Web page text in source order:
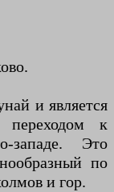
и является
к
Это
по
и гор.